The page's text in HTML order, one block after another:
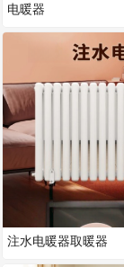
电暖器
注水电暖器取暖器